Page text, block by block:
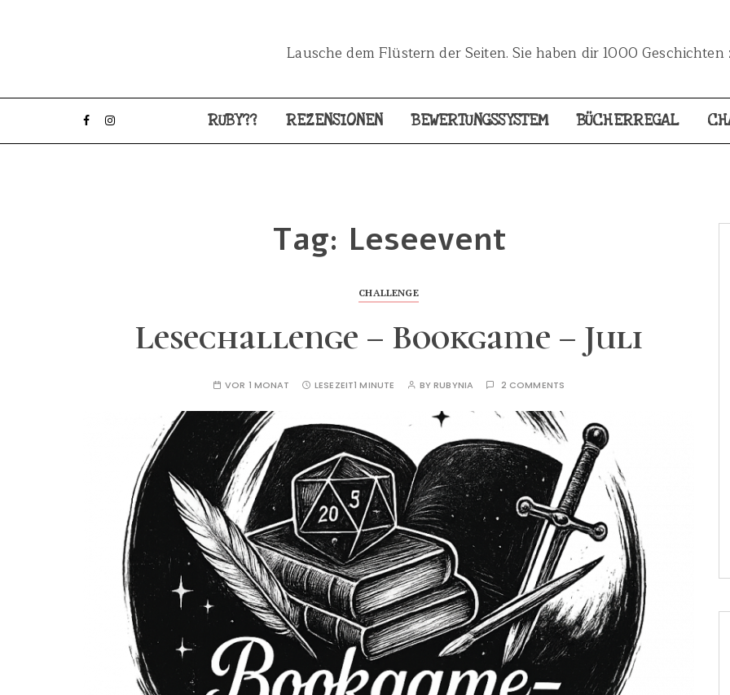
Lausche dem Flüstern der Seiten. Sie haben dir 1000 Geschichten
RUBY?? REZENSIONEN BEWERTUNGSSYSTEM BÜCHERREGAL
Tag: Leseevent
CHALLENGE
Lesechallenge – Bookgame – Juli
VOR 1 MONAT LESEZEIT1 MINUTE BYRUBYNIA 2 COMMENTS